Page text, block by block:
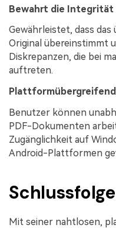
Bewahrt die Integrität
Gewährleistet, dass
Original übereinstimmt
Diskrepanzen, die bei
auftreten.
Benutzer können
PDF-Dokumenten
Zugänglichkeit auf
Android-Plattformen
Mit seiner nahtlosen,